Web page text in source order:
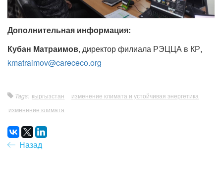
Дополнительная информация:
Кубан Матраимов, директор филиала РЭЦЦА в КР,
kmatraimov@carececo.org
Tags: кыргызстан
изменение климата и устойчивая энергетика
изменение климата
Назад